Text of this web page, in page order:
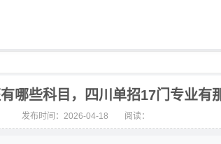
哪些科目，四川单招17门专业有
发布时间：2026-04-18 阅读：